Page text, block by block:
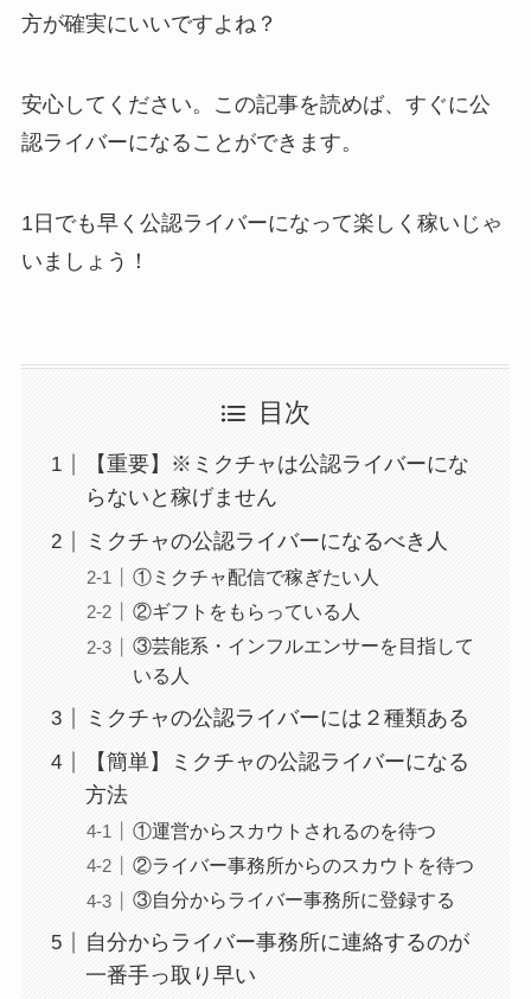
方が確実にいいですよね？
安心してください。この記事を読めば、すぐに公
認ライバーになることができます。
1 日でも早く公認ライバーになって楽しく稼いじゃ
いましょう！
目次
【重要】※ミクチャは公認ライバーにな
らないと稼げません
ミクチャの公認ライバーになるべき人
①ミクチャ配信で稼ぎたい人
②ギフトをもらっている人
③芸能系・インフルエンサーを目指して
いる人
ミクチャの公認ライバーには２種類ある
【簡単】ミクチャの公認ライバーになる
方法
①運営からスカウトされるのを待つ
②ライバー事務所からのスカウトを待つ
③自分からライバー事務所に登録する
自分からライバー事務所に連絡するのが
一番手っ取り早い